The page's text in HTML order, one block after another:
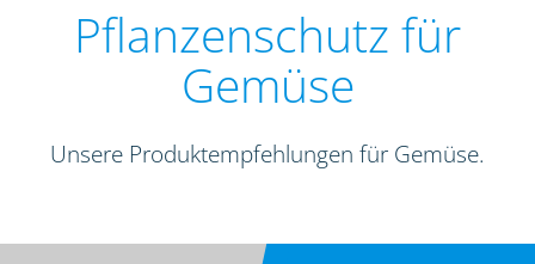
Pflanzenschutz für
Gemüse
Unsere Produktempfehlungen für Gemüse.